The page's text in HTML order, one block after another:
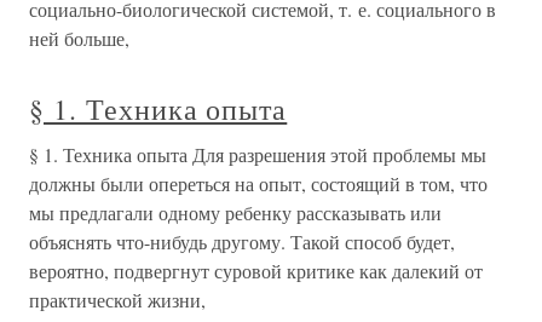
социально-биологической системой, т. е. социального в
ней больше,
§ 1. Техника опыта
§ 1. Техника опыта Для разрешения этой проблемы мы
должны были опереться на опыт, состоящий в том, что
мы предлагали одному ребенку рассказывать или
объяснять что-нибудь другому. Такой способ будет,
вероятно, подвергнут суровой критике как далекий от
практической жизни,